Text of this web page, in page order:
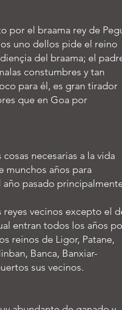
por el braama rey de
uno dellos pide el reino
del braama; el
constumbres y tan
para él, es gran tirador
que en Goa por
necesarias a la vida
munchos años para
año pasado
vecinos excepto el
entran todos los años
reinos de Ligor, Patane,
Banca, Banxiar-
sus vecinos.